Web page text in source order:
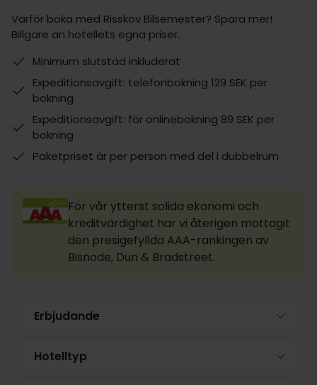
Varför boka med Risskov Bilsemester? Spara mer!
Billgare än hotellets egna priser.
Minimum slutstäd inkluderat
Expeditionsavgift: telefonbokning 129 SEK per
bokning
Expeditionsavgift: för onlinebokning 89 SEK per
bokning
Paketpriset är per person med del i dubbelrum
För vår ytterst solida ekonomi och
kreditvärdighet har vi återigen mottagit
den presigefyllda AAA-rankingen av
Bisnode, Dun & Bradstreet.
Erbjudande
Hotelltyp